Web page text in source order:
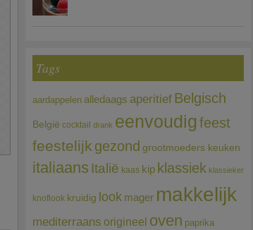
Tags
aardappelen alledaags aperitief Belgisch
België cocktail drank eenvoudigfeest
feestelijk gezond grootmoeders keuken
italiaans Italië kaas kip klassiek klassieker
knoflook kruidig look mager makkelijk
mediterraans origineel oven paprika